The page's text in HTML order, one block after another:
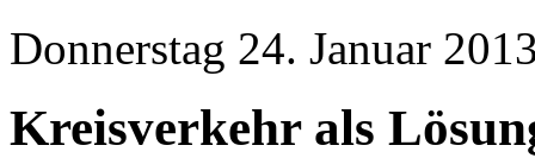
Donnerstag 24. Januar
Kreisverkehr als